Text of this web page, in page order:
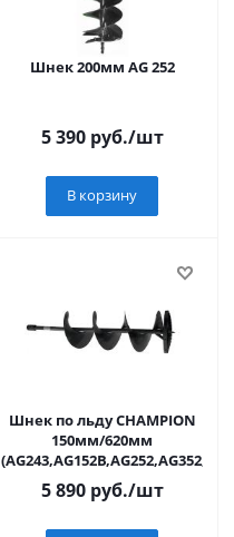
Шнек 200мм AG 252
5 390руб./шт
В корзину
Шнек по льду CHAMPION
150мм/620мм
5 890руб./шт